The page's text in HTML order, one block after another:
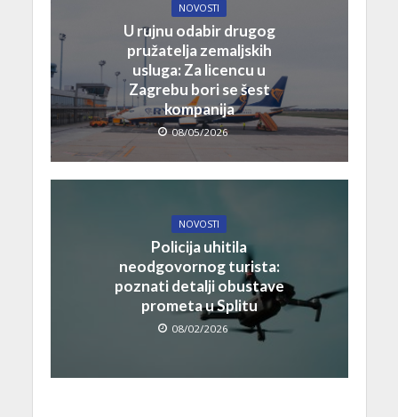
NOVOSTI
U rujnu odabir drugog
pružatelja zemaljskih
usluga: Za licencu u
Zagrebu bori se šest
kompanija
08/05/2026
NOVOSTI
Policija uhitila
neodgovornog turista:
poznati detalji obustave
prometa u Splitu
08/02/2026